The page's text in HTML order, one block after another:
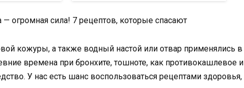
кожуры, а также водный настой или отвар применялись в
времена при бронхите, тошноте, как противокашлевое и
У нас есть шанс воспользоваться рецептами здоровья,